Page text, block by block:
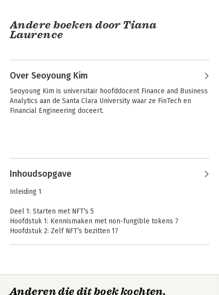
Andere boeken door Tiana
Laurence
Introduction to
Technology
Ethereum For
Bekijk alle boeken
Over Seoyoung Kim
Seoyoung Kim is universitair hoofddocent Finance and Business
Analytics aan de Santa Clara University waar ze FinTech en
Financial Engineering doceert.
Inhoudsopgave
Inleiding 1
Deel 1: Starten met NFT’s 5
Hoofdstuk 1: Kennismaken met non-fungible tokens 7
Hoofdstuk 2: Zelf NFT’s bezitten 17
Anderen die dit boek kochten,